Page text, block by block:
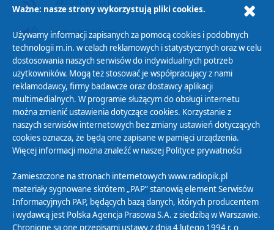
PODCAST AUDIO
Polityka Prywatności
Zasady korzystania z Serwisu
Organizacje Pożytku Publicznego
Cyfryzacja DAB+
Polityka ochrony danych osobowych
Abonament
Zamówienia publiczne
Ważne: nasze strony wykorzystują pliki cookies.
Używamy informacji zapisanych za pomocą cookies i podobnych
technologii m.in. w celach reklamowych i statystycznych oraz w celu
dostosowania naszych serwisów do indywidualnych potrzeb
użytkowników. Mogą też stosować je współpracujący z nami
reklamodawcy, firmy badawcze oraz dostawcy aplikacji
multimedialnych. W programie służącym do obsługi internetu
można zmienić ustawienia dotyczące cookies. Korzystanie z
naszych serwisów internetowych bez zmiany ustawień dotyczących
cookies oznacza, że będą one zapisane w pamięci urządzenia.
Więcej informacji można znaleźć w naszej Polityce prywatności
Zamieszczone na stronach internetowych www.radiopik.pl
materiały sygnowane skrótem „PAP” stanowią element Serwisów
Informacyjnych PAP, będących bazą danych, których producentem
i wydawcą jest Polska Agencja Prasowa S.A. z siedzibą w Warszawie.
Chronione są one przepisami ustawy z dnia 4 lutego 1994 r. o